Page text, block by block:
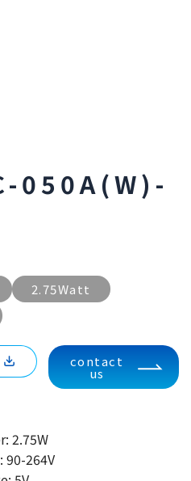
050A(W)-
2.75Watt
contact
us
2.75W
264V